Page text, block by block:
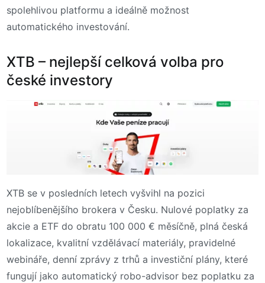
spolehlivou platformu a ideálně možnost
automatického investování.
XTB – nejlepší celková volba pro
české investory
XTB se v posledních letech vyšvihl na pozici
nejoblíbenějšího brokera v Česku. Nulové poplatky za
akcie a ETF do obratu 100 000 € měsíčně, plná česká
lokalizace, kvalitní vzdělávací materiály, pravidelné
webináře, denní zprávy z trhů a investiční plány, které
fungují jako automatický robo-advisor bez poplatku za